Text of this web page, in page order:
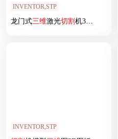
INVENTOR,STP
龙门式三维激光切割机3D图纸
INVENTOR,STP